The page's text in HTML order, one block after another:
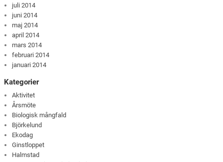
juli 2014
juni 2014
maj 2014
april 2014
mars 2014
februari 2014
januari 2014
Kategorier
Aktivitet
Årsmöte
Biologisk mångfald
Björkelund
Ekodag
Ginstloppet
Halmstad